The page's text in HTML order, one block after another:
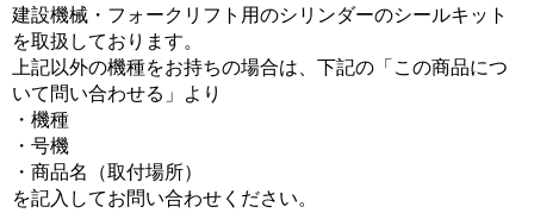
建設機械・フォークリフト用のシリンダーのシールキット
を取扱しております。
上記以外の機種をお持ちの場合は、下記の「この商品につ
いて問い合わせる」より
・機種
・号機
・商品名（取付場所）
を記入してお問い合わせください。